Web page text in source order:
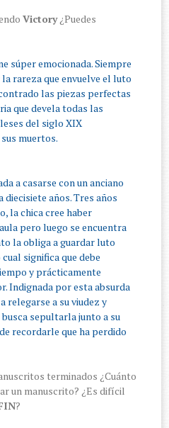
Victory¿Puedes
súper emocionada. Siempre
rareza que envuelve el luto
las piezas perfectas
que devela todas las
del siglo XIX
muertos.
a casarse con un anciano
años. Tres años
la chica cree haber
pero luego se encuentra
la obliga a guardar luto
significa que debe
y prácticamente
Indignada por esta absurda
relegarse a su viudez y
busca sepultarla junto a su
recordarle que ha perdido
terminados ¿Cuánto
un manuscrito? ¿Es difícil
?